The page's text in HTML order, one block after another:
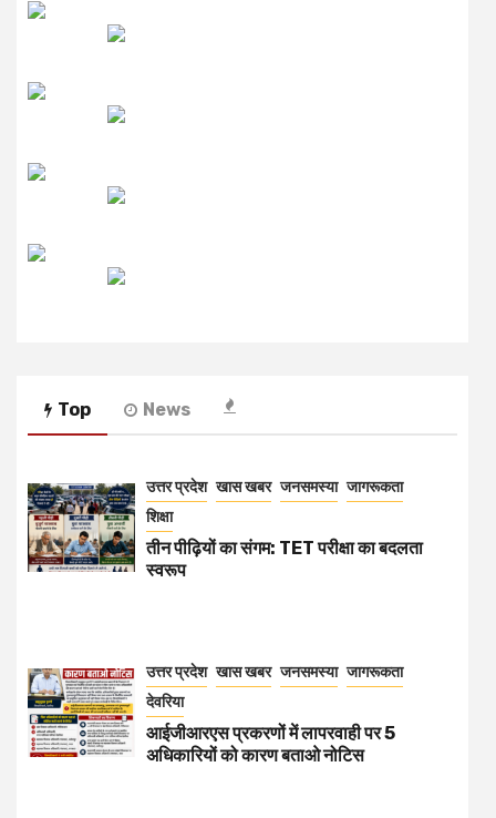
Top News
उत्तर प्रदेश खास खबर जनसमस्या जागरूकता
शिक्षा
तीन पीढ़ियों का संगम: TET परीक्षा का बदलता
स्वरूप
उत्तर प्रदेश खास खबर जनसमस्या जागरूकता
देवरिया
आईजीआरएस प्रकरणों में लापरवाही पर 5
अधिकारियों को कारण बताओ नोटिस